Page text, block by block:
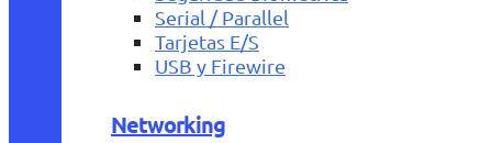
Serial / Parallel
Tarjetas E/S
USB y Firewire
Networking